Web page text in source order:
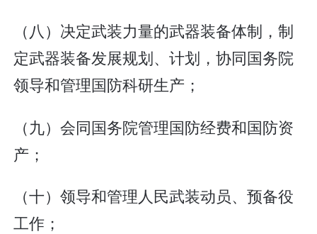
（八）决定武装力量的武器装备体制，制
定武器装备发展规划、计划，协同国务院
领导和管理国防科研生产；
（九）会同国务院管理国防经费和国防资
产；
（十）领导和管理人民武装动员、预备役
工作；